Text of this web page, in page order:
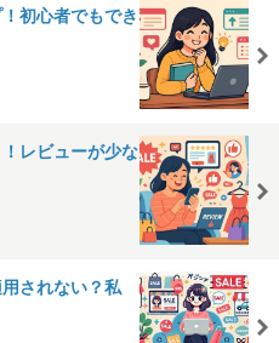
初心者でもでき
レビューが少な
されない？私